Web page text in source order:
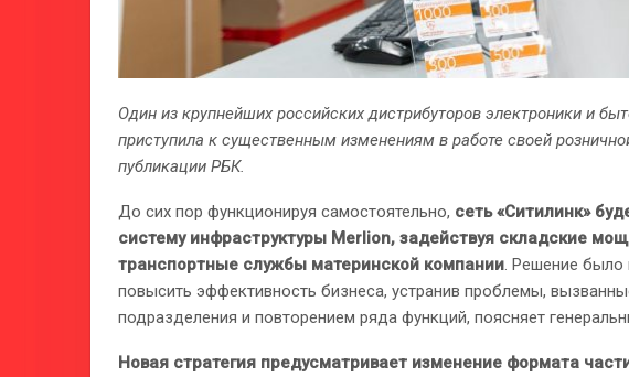
Один из крупнейших российских дистрибуторов электроники и
приступила к существенным изменениям в работе своей
публикации РБК.
До сих пор функционируя самостоятельно, сеть «Ситилинк»
систему инфраструктуры Merlion, задействуя складские
транспортные службы материнской компании. Решение было
повысить эффективность бизнеса, устранив проблемы,
подразделения и повторением ряда функций, поясняет
Новая стратегия предусматривает изменение формата